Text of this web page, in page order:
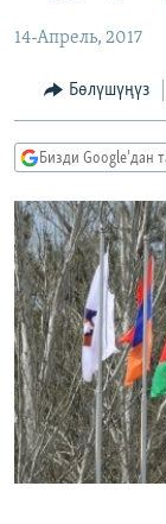
МАДАНИЯТ
ТВ
БҮГҮН АЗАТТЫКТА
ДАНИСТЕ
ЭЖЕ-СИҢДИЛЕР
АЗАТТЫК+
ЫҢГАЙСЫЗ
ПОДКАСТ
Русский
ОНЛАЙН ШЕРИНЕ
ЭЕ/АРнун
14-Апрель, 2017
Бөлүшүңүз
Бизди Google'дан